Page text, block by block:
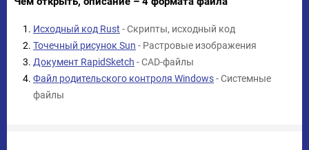
Исходный код Rust - Скрипты, исходный код
Точечный рисунок Sun - Растровые изображения
Документ RapidSketch - CAD-файлы
Файл родительского контроля Windows- Системные
файлы